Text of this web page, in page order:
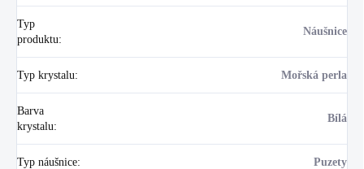
Typ
produktu:
Náušnice
Typ krystalu: Mořská perla
Barva
krystalu:
Bílá
Typ náušnice: Puzety